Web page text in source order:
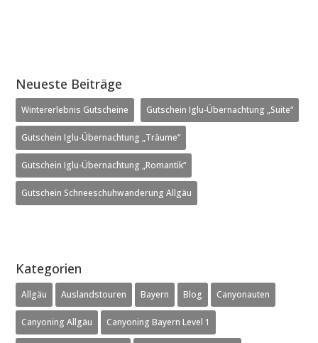
Neueste Beiträge
Wintererlebnis Gutscheine Gutschein Iglu-Übernachtung „Suite“
Gutschein Iglu-Übernachtung „Träume“
Gutschein Iglu-Übernachtung „Romantik“
Gutschein Schneeschuhwanderung Allgäu
Kategorien
Allgäu Auslandstouren Bayern Blog Canyonauten
Canyoning Allgäu Canyoning Bayern Level 1